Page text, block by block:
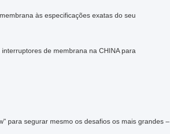
às especificações exatas do seu
de membrana na CHINA para
para segurar mesmo os desafios os mais grandes –